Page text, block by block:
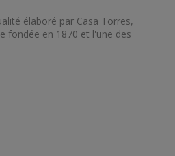
élaboré par Casa Torres,
fondée en 1870 et l'une des
y Folle Blanche sont
d'être vieillis en fûts de
système de solera. La forme
à Gaudí, architecte